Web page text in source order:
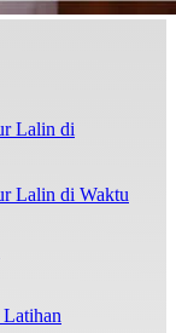
Lalin di Waktu
Latihan